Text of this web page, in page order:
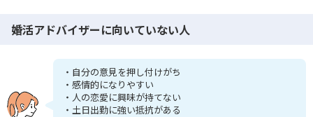
婚活アドバイザーに向いていない人
・自分の意見を押し付けがち
・感情的になりやすい
・人の恋愛に興味が持てない
・土日出勤に強い抵抗がある